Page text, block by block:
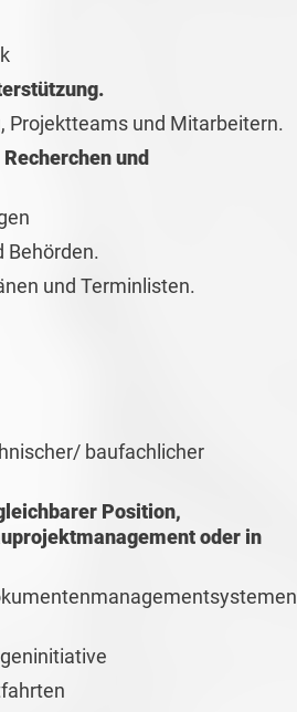
Projektteams und Mitarbeitern.
und
Behörden.
und Terminlisten.
baufachlicher
Position,
oder in